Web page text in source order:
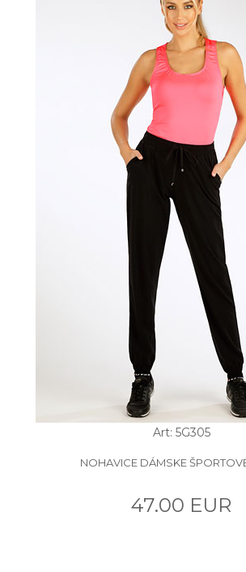
Art: 5G305
NOHAVICE DÁMSKE
47.00 EUR